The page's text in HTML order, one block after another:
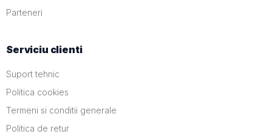
Parteneri
Serviciu clienti
Suport tehnic
Politica cookies
Termeni si conditii generale
Politica de retur